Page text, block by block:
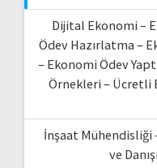
Dijital Ekonomi –
Ödev Hazırlatma –
– Ekonomi Ödev
Örnekleri – Ücretli
İnşaat Mühendisliği
ve